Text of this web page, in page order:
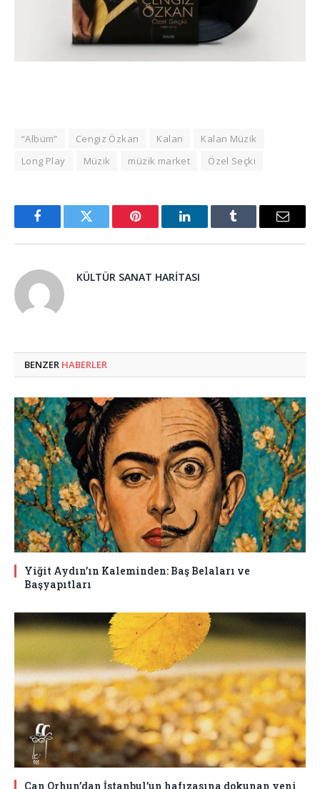
“Albüm” Cengiz Özkan Kalan
Kalan Müzik
Long Play
Müzik müzik market Özel Seçki
FacebookTwitter Pinterest LinkedInTumblr Email
KÜLTÜR SANAT HARITASI
BENZER HABERLER
Yiğit Aydın’ın Kaleminden: Baş Belaları ve
Başyapıtları
Can Orhun’dan İstanbul’un hafızasına dokunan yeni